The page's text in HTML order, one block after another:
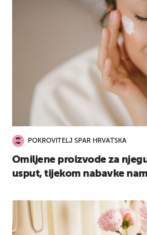
POKROVITELJ SPAR HRVATSKA
Omiljene proizvode za
usput, tijekom nabavke